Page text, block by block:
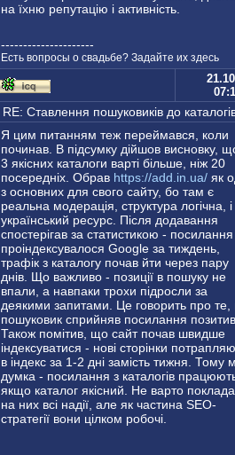
на їхню репутацію і активність.
---------------------
Есть вопросы о свадьбе? Задайте их здесь
RE: Ставлення пошуковиків до
Я цим питанням теж переймався, коли
починав. В підсумку дійшов висновку,
3 якісних каталоги варті більше, ніж 20
посередніх. Обрав https://add.in.ua/ як
з основних для свого сайту, бо там є
реальна модерація, структура логічна,
український ресурс. Після додавання
спостерігав за статистикою - посилання
проіндексувалося Google за тиждень,
трафік з каталогу почав йти через пару
днів. Що важливо - позиції в пошуку не
впали, а навпаки трохи підросли за
деякими запитами. Це говорить про
пошуковик сприйняв посилання
Також помітив, що сайт почав швидше
індексуватися - нові сторінки
в індекс за 1-2 дні замість тижня. Тому
думка - посилання з каталогів
якщо каталог якісний. Не варто
на них всі надії, але як частина SEO-
стратегії вони цілком робочі.